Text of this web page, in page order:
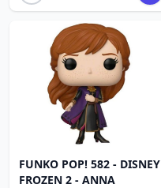
FUNKO POP! 582 - DISNEY
FROZEN 2 - ANNA